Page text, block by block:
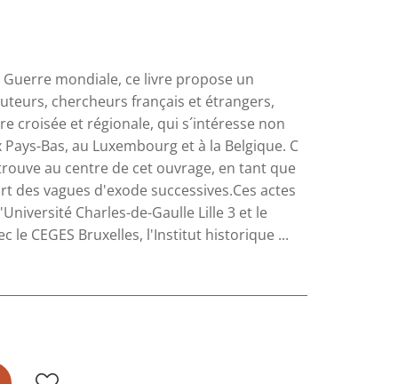
mondiale, ce livre propose un
chercheurs français et étrangers,
croisée et régionale, qui s´intéresse non
Bas, au Luxembourg et à la Belgique. C
au centre de cet ouvrage, en tant que
vagues d'exode successives.Ces actes
Charles-de-Gaulle Lille 3 et le
le CEGES Bruxelles, l'Institut historique ...